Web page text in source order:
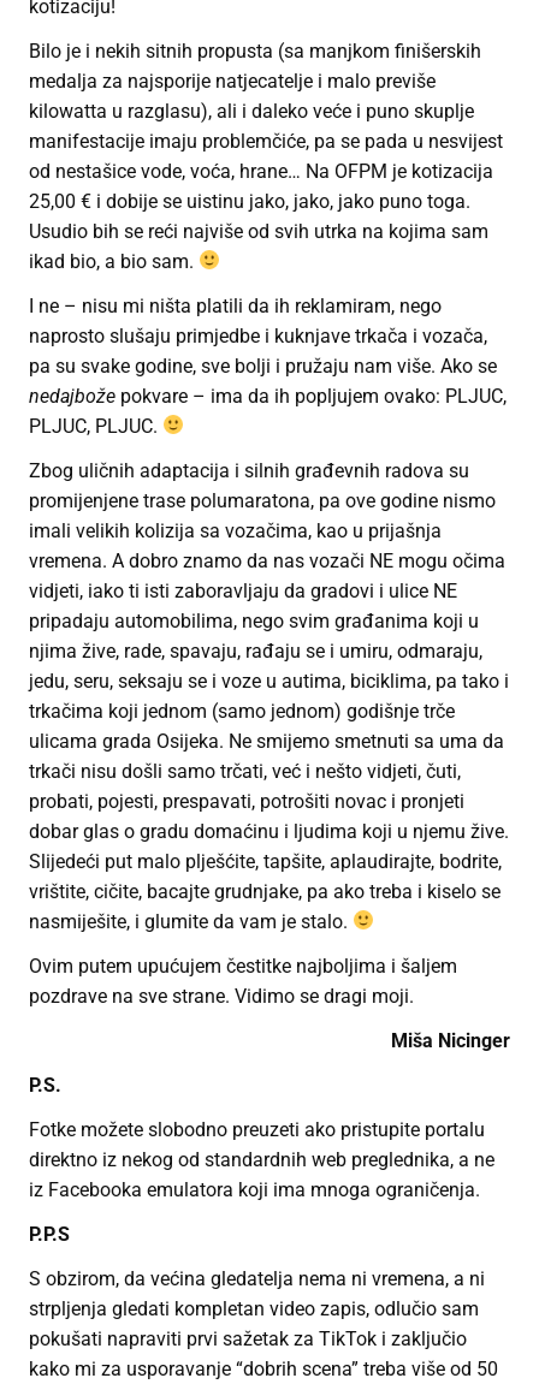
kotizaciju!
Bilo je i nekih sitnih propusta (sa manjkom finišerskih
medalja za najsporije natjecatelje i malo previše
kilowatta u razglasu), ali i daleko veće i puno skuplje
manifestacije imaju problemčiće, pa se pada u nesvijest
od nestašice vode, voća, hrane… Na OFPM je kotizacija
25,00 € i dobije se uistinu jako, jako, jako puno toga.
Usudio bih se reći najviše od svih utrka na kojima sam
ikad bio, a bio sam.
I ne – nisu mi ništa platili da ih reklamiram, nego
naprosto slušaju primjedbe i kuknjave trkača i vozača,
pa su svake godine, sve bolji i pružaju nam više. Ako se
nedajbože pokvare – ima da ih popljujem ovako: PLJUC,
PLJUC, PLJUC.
Zbog uličnih adaptacija i silnih građevnih radova su
promijenjene trase polumaratona, pa ove godine nismo
imali velikih kolizija sa vozačima, kao u prijašnja
vremena. A dobro znamo da nas vozači NE mogu očima
vidjeti, iako ti isti zaboravljaju da gradovi i ulice NE
pripadaju automobilima, nego svim građanima koji u
njima žive, rade, spavaju, rađaju se i umiru, odmaraju,
jedu, seru, seksaju se i voze u autima, biciklima, pa tako i
trkačima koji jednom (samo jednom) godišnje trče
ulicama grada Osijeka. Ne smijemo smetnuti sa uma da
trkači nisu došli samo trčati, već i nešto vidjeti, čuti,
probati, pojesti, prespavati, potrošiti novac i pronjeti
dobar glas o gradu domaćinu i ljudima koji u njemu žive.
Slijedeći put malo plješćite, tapšite, aplaudirajte, bodrite,
vrištite, cičite, bacajte grudnjake, pa ako treba i kiselo se
nasmiješite, i glumite da vam je stalo.
Ovim putem upućujem čestitke najboljima i šaljem
pozdrave na sve strane. Vidimo se dragi moji.
Miša Nicinger
P.S.
Fotke možete slobodno preuzeti ako pristupite portalu
direktno iz nekog od standardnih web preglednika, a ne
iz Facebooka emulatora koji ima mnoga ograničenja.
P.P.S
S obzirom, da većina gledatelja nema ni vremena, a ni
strpljenja gledati kompletan video zapis, odlučio sam
pokušati napraviti prvi sažetak za TikTok i zaključio
kako mi za usporavanje “dobrih scena” treba više od 50